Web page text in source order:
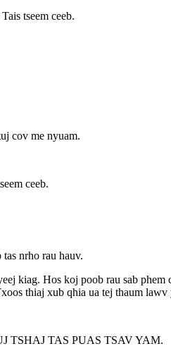
tseem ceeb.
cov me nyuam.
ceeb.
nrho rau hauv.
kiag. Hos koj poob rau sab
thiaj xub qhia ua tej thaum
TSHAJ TAS PUAS TSAV YAM.